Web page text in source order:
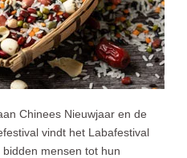
Chinees Nieuwjaar en de
vindt het Labafestival
mensen tot hun